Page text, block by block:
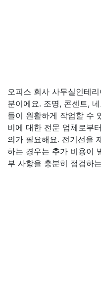
오피스 회사 사무실인테
분이에요. 조명, 콘센트,
들이 원활하게 작업할 수
비에 대한 전문 업체로부
의가 필요해요. 전기선을
하는 경우는 추가 비용이
부 사항을 충분히 점검하